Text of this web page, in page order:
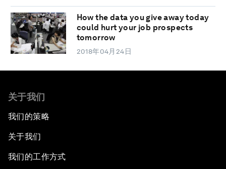
How the data you give away today
could hurt your job prospects
tomorrow
2018年04月24日
关于我们
我们的策略
关于我们
我们的工作方式